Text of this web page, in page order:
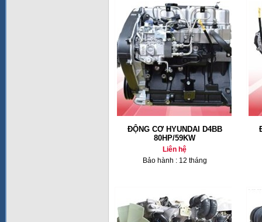
ĐỘNG CƠ HYUNDAI D4BB
80HP/59KW
Liên hệ
Bảo hành : 12 tháng